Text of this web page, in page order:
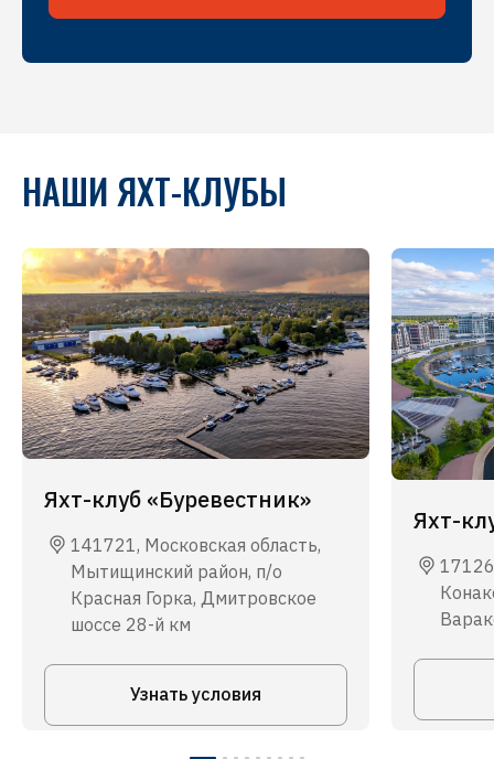
НАШИ ЯХТ-КЛУБЫ
Яхт-клуб «Буревестник»
141721, Московская область,
Мытищинский район, п/о
Красная Горка, Дмитровское
шоссе 28-й км
Узнать условия
Яхт-